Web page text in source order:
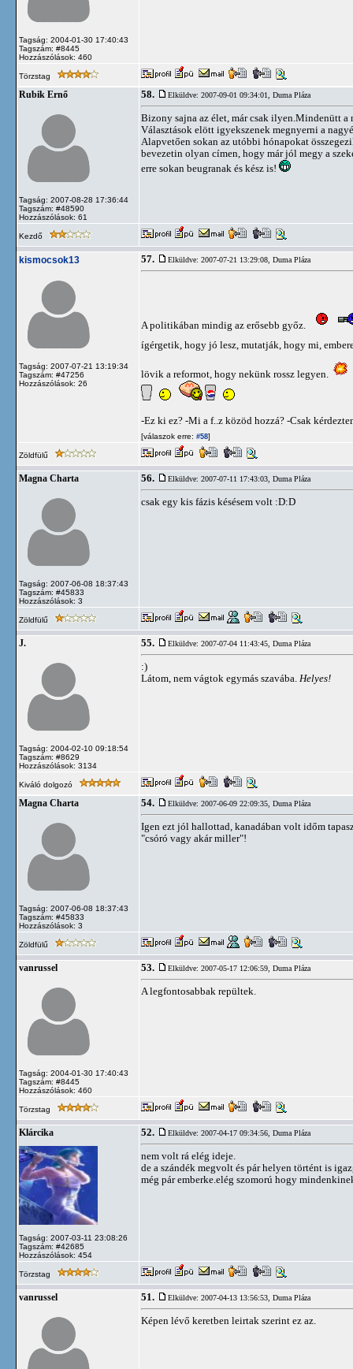
Tagság: 2004-01-30 17:40:43
Tagszám: #8445
Hozzászólások: 460
Törzstag
Rubik Ernő
Tagság: 2007-08-28 17:36:44
Tagszám: #48590
Hozzászólások: 61
58. Elküldve: 2007-09-01 09:34:01, Duma Pláza
Bizony sajna az élet, már csak ilyen.Mindenütt
Választások elött igyekszenek megnyerni a
Alapvetően sokan az utóbbi hónapokat
bevezetin olyan címen, hogy már jól megy a
erre sokan beugranak és kész is!
Kezdő
kismocsok13
Tagság: 2007-07-21 13:19:34
Tagszám: #47256
Hozzászólások: 26
57. Elküldve: 2007-07-21 13:29:08, Duma Pláza
A politikában mindig az erősebb győz.
ígérgetik, hogy jó lesz, mutatják, hogy mi,
lövik a reformot, hogy nekünk rossz legyen.
-Ez ki ez? -Mi a f..z közöd hozzá? -Csak
[válaszok erre: #58]
Zöldfülű
Magna Charta
Tagság: 2007-06-08 18:37:43
Tagszám: #45833
Hozzászólások: 3
56. Elküldve: 2007-07-11 17:43:03, Duma Pláza
csak egy kis fázis késésem volt :D:D
Zöldfülű
J.
Tagság: 2004-02-10 09:18:54
Tagszám: #8629
Hozzászólások: 3134
55. Elküldve: 2007-07-04 11:43:45, Duma Pláza
:)
Látom, nem vágtok egymás szavába. Helyes!
Kiváló dolgozó
Magna Charta
Tagság: 2007-06-08 18:37:43
Tagszám: #45833
Hozzászólások: 3
54. Elküldve: 2007-06-09 22:09:35, Duma Pláza
Igen ezt jól hallottad, kanadában volt időm
"csóró vagy akár miller"!
Zöldfülű
vanrussel
Tagság: 2004-01-30 17:40:43
Tagszám: #8445
Hozzászólások: 460
53. Elküldve: 2007-05-17 12:06:59, Duma Pláza
A legfontosabbak repültek.
Törzstag
Klárcika
Tagság: 2007-03-11 23:08:26
Tagszám: #42685
Hozzászólások: 454
52. Elküldve: 2007-04-17 09:34:56, Duma Pláza
nem volt rá elég ideje.
de a szándék megvolt és pár helyen történt is
még pár emberke.elég szomorú hogy
Törzstag
vanrussel 51. Elküldve: 2007-04-13 13:56:53, Duma Pláza
Képen lévő keretben leirtak szerint ez az.